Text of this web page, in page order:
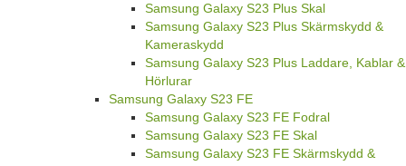
Samsung Galaxy S23 Plus Skal
Samsung Galaxy S23 Plus Skärmskydd &
Kameraskydd
Samsung Galaxy S23 Plus Laddare, Kablar &
Hörlurar
Samsung Galaxy S23 FE
Samsung Galaxy S23 FE Fodral
Samsung Galaxy S23 FE Skal
Samsung Galaxy S23 FE Skärmskydd &